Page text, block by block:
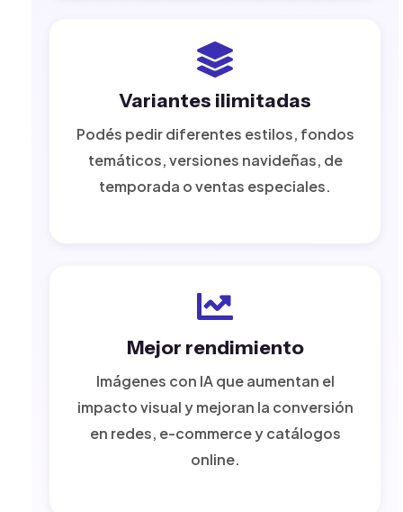
Variantes ilimitadas
Podés pedir diferentes estilos, fondos
temáticos, versiones navideñas, de
temporada o ventas especiales.
Mejor rendimiento
Imágenes con IA que aumentan el
impacto visual y mejoran la conversión
en redes, e-commerce y catálogos
online.